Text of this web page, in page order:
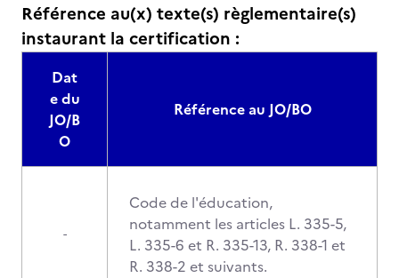
Référence au(x) texte(s) règlementaire(s)
instaurant la certification :
Dat
e du
JO/B
O
Référence au JO/BO
-
Code de l'éducation,
notamment les articles L. 335-5,
L. 335-6 et R. 335-13, R. 338-1 et
R. 338-2 et suivants.